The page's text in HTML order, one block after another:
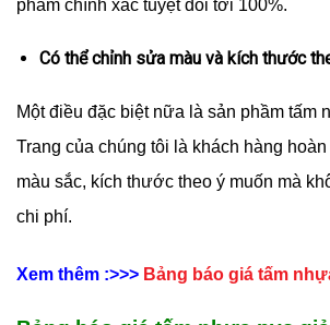
phẩm chính xác tuyệt đối tới 100%.
Có thể chỉnh sửa màu và kích thước
Một điều đặc biệt nữa là sản phầm tấm
Trang của chúng tôi là khách hàng
màu sắc, kích thước theo ý muốn mà
chi phí.
Xem thêm :>>> Bảng báo giá tấm